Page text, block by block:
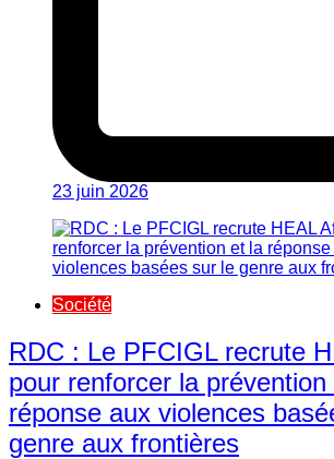
23 juin 2026
Société
RDC : Le PFCIGL recrute
pour renforcer la prévention
réponse aux violences
genre aux frontières